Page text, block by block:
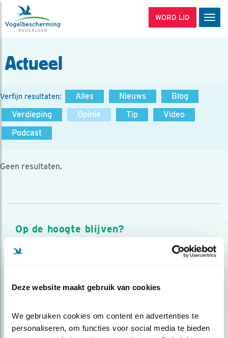
Deze website maakt gebruik van cookies
We gebruiken cookies om content en advertenties te
personaliseren, om functies voor social media te bieden
WORD LID
Actueel
Verfijn resultaten: Alles Nieuws
Blog
Verdieping
Opinie Tip
Video
Podcast
Geen resultaten.
Op de hoogte blijven?
Meld je aan en ontvang nieuws, inspiratie, acties en tips
over vogels en activiteiten van Vogelbescherming.